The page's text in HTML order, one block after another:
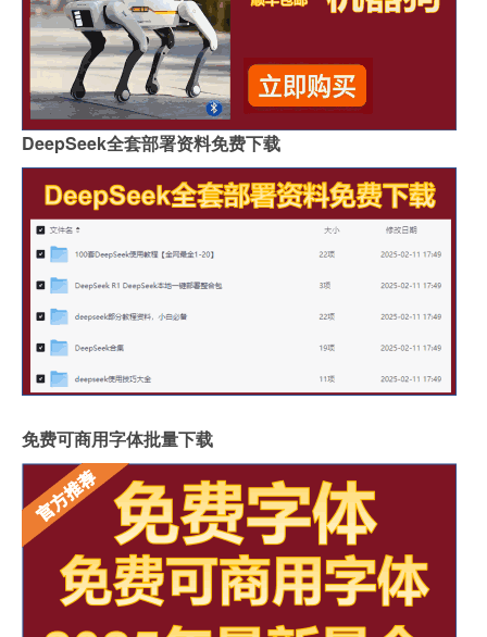
DeepSeek全套部署资料免费下载
免费可商用字体批量下载